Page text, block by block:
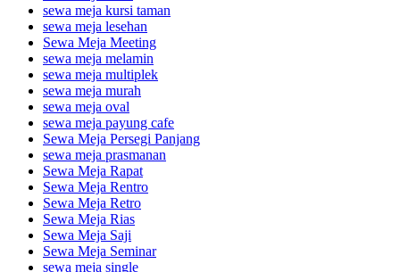
sewa meja kursi taman
sewa meja lesehan
Sewa Meja Meeting
sewa meja melamin
sewa meja multiplek
sewa meja murah
sewa meja oval
sewa meja payung cafe
Sewa Meja Persegi Panjang
sewa meja prasmanan
Sewa Meja Rapat
Sewa Meja Rentro
Sewa Meja Retro
Sewa Meja Rias
Sewa Meja Saji
Sewa Meja Seminar
sewa meja single